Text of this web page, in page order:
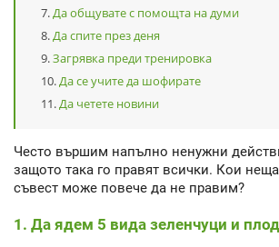
Да общувате с помощта на думи
Да спите през деня
Загрявка преди тренировка
Да се учите да шофирате
Да четете новини
Често вършим напълно ненужни
защото така го правят всички. Кои
съвест може повече да не правим?
1. Да ядем 5 вида зеленчуци и